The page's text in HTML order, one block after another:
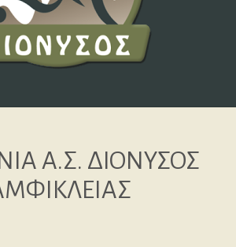
Α.Σ. ΔΙΟΝΥΣΟΣ